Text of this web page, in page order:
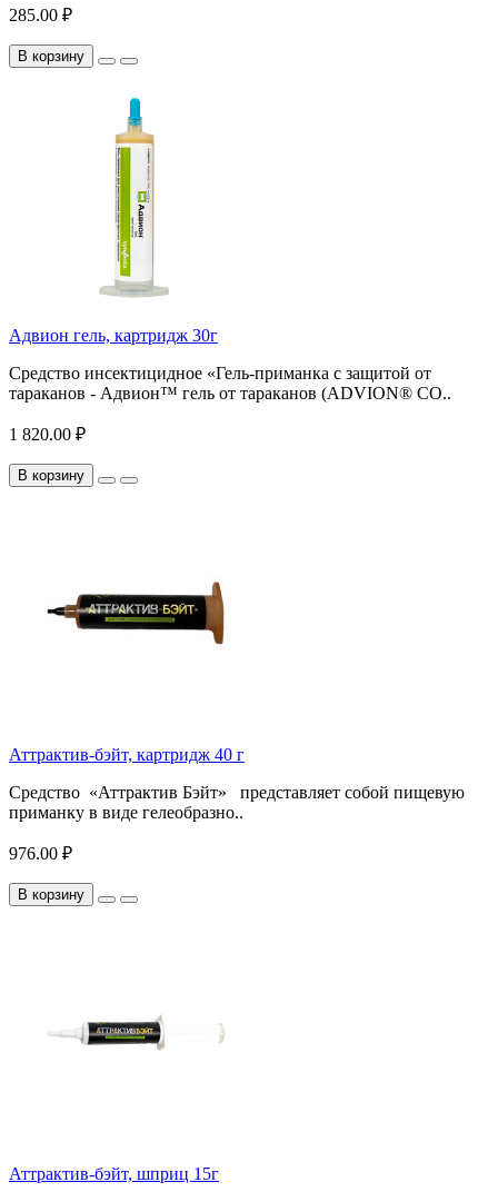
285.00 ₽
В корзину
Адвион гель, картридж 30г
Средство инсектицидное «Гель-приманка с защитой от
тараканов - Адвион™ гель от тараканов (ADVION® CO..
1 820.00 ₽
В корзину
Аттрактив-бэйт, картридж 40 г
Средство «Аттрактив Бэйт» представляет собой пищевую
приманку в виде гелеобразно..
976.00 ₽
В корзину
Аттрактив-бэйт, шприц 15г